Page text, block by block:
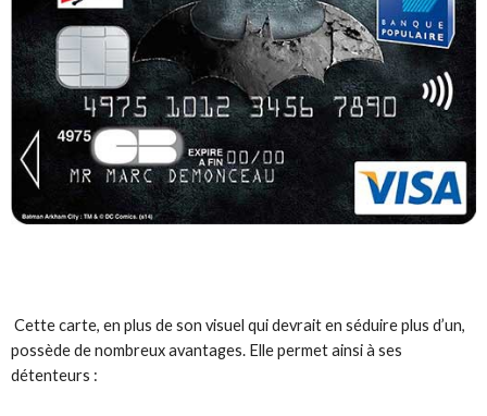
Cette carte, en plus de son visuel qui devrait en séduire plus d’un,
possède de nombreux avantages. Elle permet ainsi à ses
détenteurs :